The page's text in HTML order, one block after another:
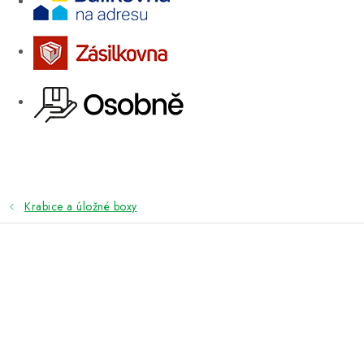
Krabice a úložné boxy